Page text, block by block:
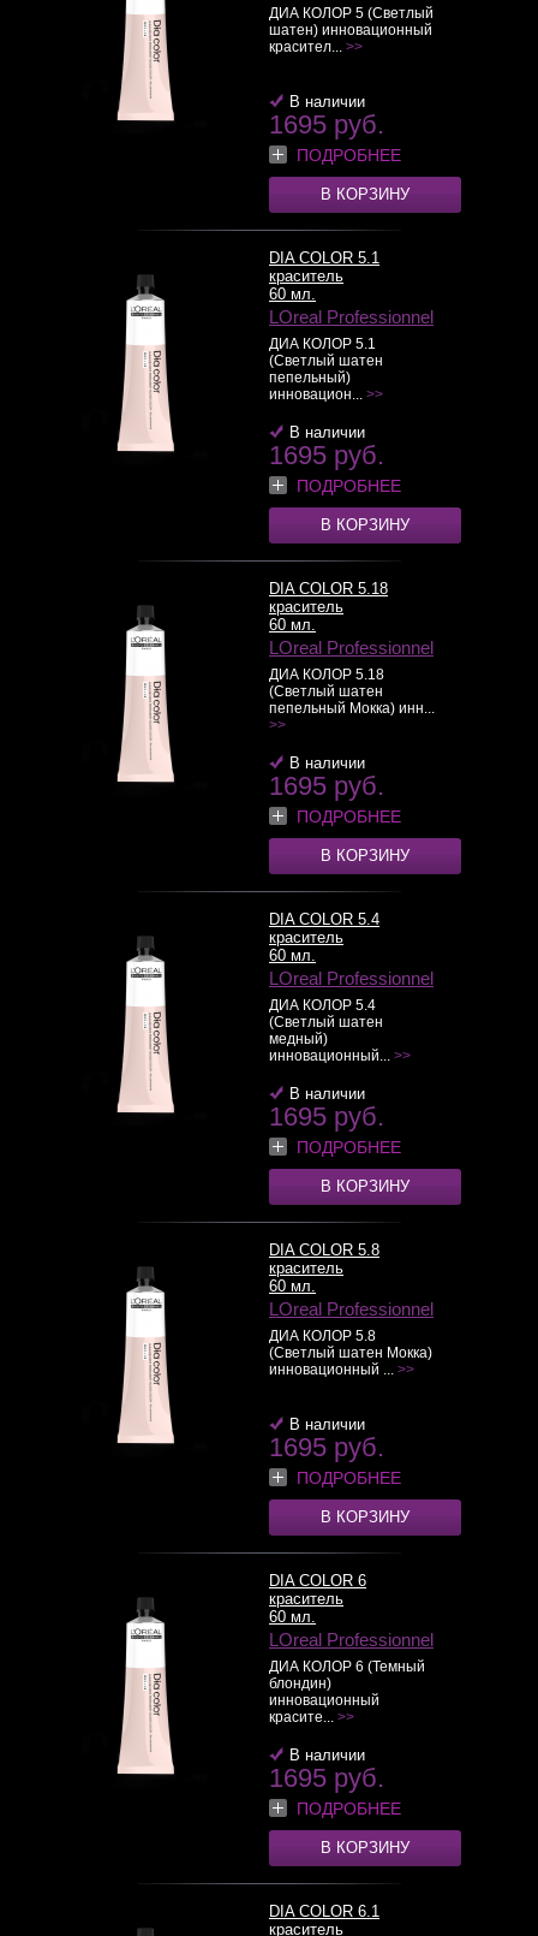
ДИА КОЛОР 5 (Светлый
шатен) инновационный
красител... >>
В наличии
1695 руб.
ПОДРОБНЕЕ
В КОРЗИНУ
DIA COLOR 5.1
краситель
60 мл.
LOreal Professionnel
ДИА КОЛОР 5.1
(Светлый шатен
пепельный)
инновацион... >>
В наличии
1695 руб.
ПОДРОБНЕЕ
В КОРЗИНУ
DIA COLOR 5.18
краситель
60 мл.
LOreal Professionnel
ДИА КОЛОР 5.18
(Светлый шатен
пепельный Мокка) инн...
>>
В наличии
1695 руб.
ПОДРОБНЕЕ
В КОРЗИНУ
DIA COLOR 5.4
краситель
60 мл.
LOreal Professionnel
ДИА КОЛОР 5.4
(Светлый шатен
медный)
инновационный... >>
В наличии
1695 руб.
ПОДРОБНЕЕ
В КОРЗИНУ
DIA COLOR 5.8
краситель
60 мл.
LOreal Professionnel
ДИА КОЛОР 5.8
(Светлый шатен Мокка)
инновационный ... >>
В наличии
1695 руб.
ПОДРОБНЕЕ
В КОРЗИНУ
DIA COLOR 6
краситель
60 мл.
LOreal Professionnel
ДИА КОЛОР 6 (Темный
блондин)
инновационный
красите... >>
В наличии
1695 руб.
ПОДРОБНЕЕ
В КОРЗИНУ
DIA COLOR 6.1
краситель